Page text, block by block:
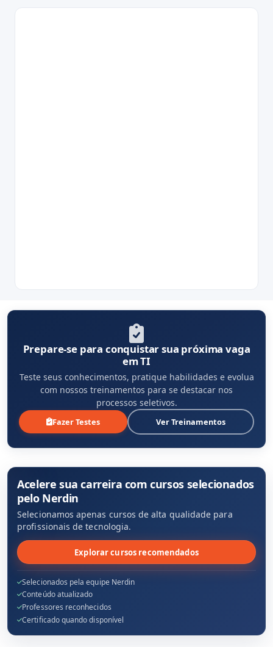
Prepare-se para conquistar sua próxima vaga
em TI
Teste seus conhecimentos, pratique habilidades e evolua
com nossos treinamentos para se destacar nos
processos seletivos.
Fazer Testes Ver Treinamentos
Acelere sua carreira com cursos selecionados
pelo Nerdin
Selecionamos apenas cursos de alta qualidade para
profissionais de tecnologia.
Explorar cursos recomendados
Selecionados pela equipe Nerdin
Conteúdo atualizado
Professores reconhecidos
Certificado quando disponível